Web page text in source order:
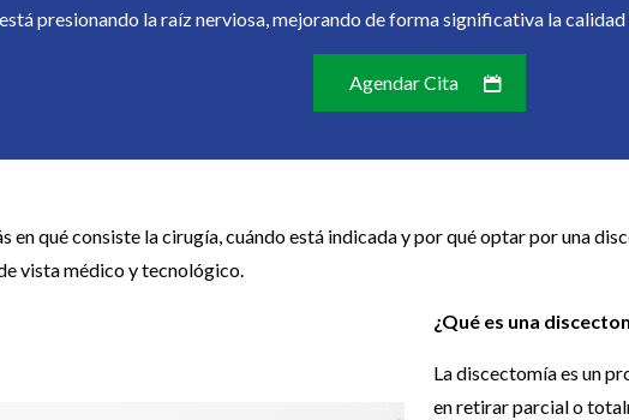
presionando la raíz nerviosa, mejorando de forma significativa la
Agendar Cita
en qué consiste la cirugía, cuándo está indicada y por qué optar por una
vista médico y tecnológico.
¿Qué es una
La discectomía es un
en retirar parcial o